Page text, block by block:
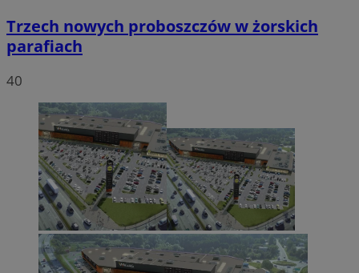
Trzech nowych proboszczów w żorskich
parafiach
40